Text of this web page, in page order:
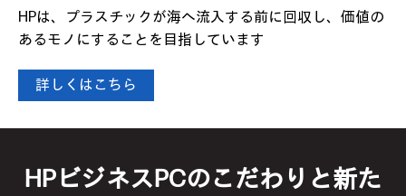
HPは、プラスチックが海へ流入する前に回収し、 価値の
あるモノにすることを目指しています
詳しくはこちら
HPビジネスPCのこだわりと新た